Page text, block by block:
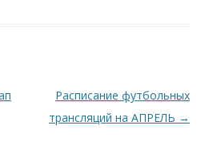
Расписание футбольных
трансляций на АПРЕЛЬ →